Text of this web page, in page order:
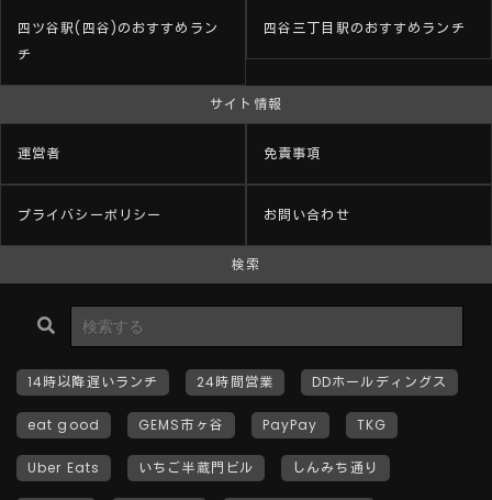
四ツ谷駅(四谷)のおすすめラン
チ
四谷三丁目駅のおすすめランチ
サイト情報
運営者 免責事項
プライバシーポリシー お問い合わせ
検索
14時以降遅いランチ 24時間営業 DDホールディングス
eat good GEMS市ヶ谷 PayPay TKG
Uber Eats いちご半蔵門ビル しんみち通り